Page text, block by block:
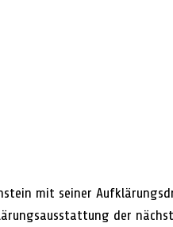
mit seiner
der